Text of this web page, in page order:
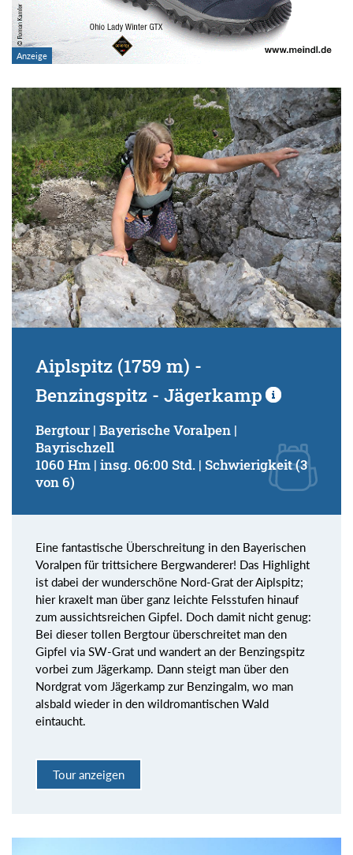
Aiplspitz (1759 m) -
Benzingspitz - Jägerkamp
Bergtour | Bayerische Voralpen |
Bayrischzell
1060 Hm | insg. 06:00 Std. | Schwierigkeit (3
von 6)
Eine fantastische Überschreitung in den Bayerischen
Voralpen für trittsichere Bergwanderer! Das Highlight
ist dabei der wunderschöne Nord-Grat der Aiplspitz;
hier kraxelt man über ganz leichte Felsstufen hinauf
zum aussichtsreichen Gipfel. Doch damit nicht genug:
Bei dieser tollen Bergtour überschreitet man den
Gipfel via SW-Grat und wandert an der Benzingspitz
vorbei zum Jägerkamp. Dann steigt man über den
Nordgrat vom Jägerkamp zur Benzingalm, wo man
alsbald wieder in den wildromantischen Wald
eintaucht.
Tour anzeigen